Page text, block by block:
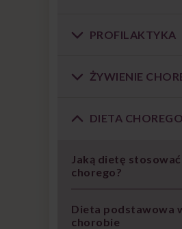
PROFILAKTYKA
ŻYWIENIE
DIETA CHOREGO
Jaką dietę stosować
chorego?
Dieta podstawowa
chorobie